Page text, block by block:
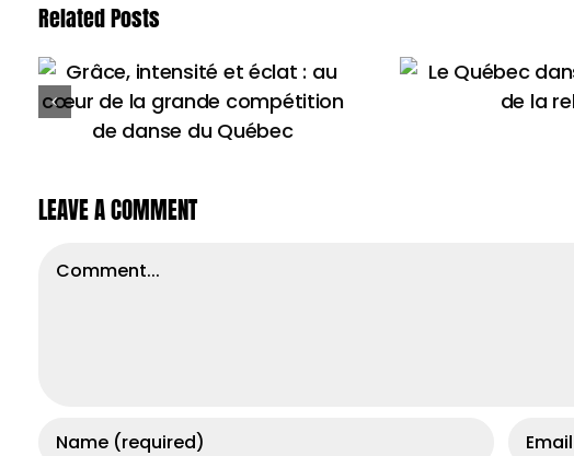
Related PostsLe Québec
danse au
rythme de la
LEAVE A COMMENT